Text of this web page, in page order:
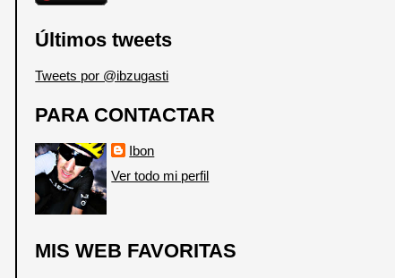
Últimos tweets
Tweets por @ibzugasti
PARA CONTACTAR
Ibon
Ver todo mi perfil
MIS WEB FAVORITAS